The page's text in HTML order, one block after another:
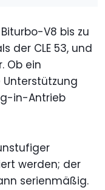
V8 bis zu
der CLE 53, und
Ob ein
in-Antrieb
werden; der
serienmäßig.